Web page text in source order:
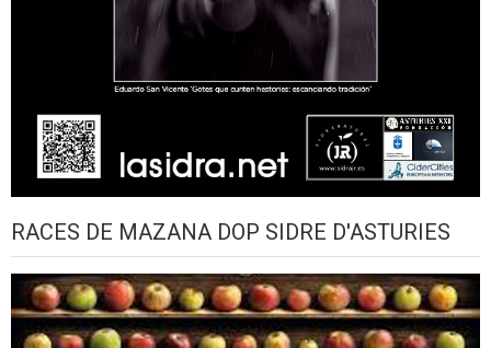
RACES DE MAZANA DOP SIDRE D'ASTURIES